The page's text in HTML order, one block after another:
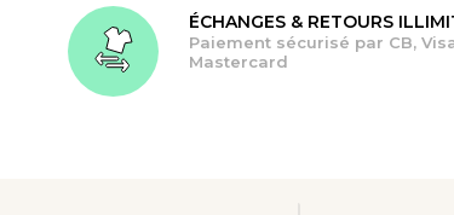
ÉCHANGES & RETOURS
Paiement sécurisé par CB,
Mastercard